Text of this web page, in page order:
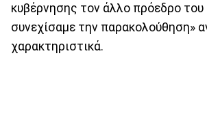
κυβέρνησης τον άλλο πρόεδρο του
συνεχίσαμε την παρακολούθηση»
χαρακτηριστικά.